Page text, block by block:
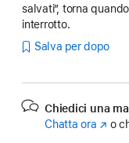
salvati”, torna
interrotto.
Salva per dopo
Chiedici una
Chatta ora (Si o